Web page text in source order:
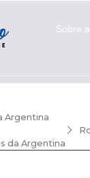
Sobre
Argentina
da Argentina